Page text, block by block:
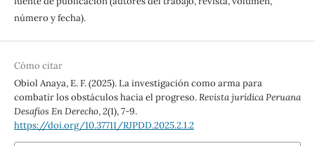
número y fecha).
Cómo citar
Obiol Anaya, E. F. (2025). La investigación como arma para
combatir los obstáculos hacia el progreso.Revista jurídica Peruana
Desafíos En Derecho,2(1), 7-9.
https://doi.org/10.37711/RJPDD.2025.2.1.2